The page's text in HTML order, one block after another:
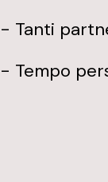
- Tanti
- Tempo